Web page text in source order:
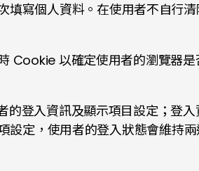
填寫個人資料。在使用者不自行
Cookie 以確定使用者的瀏覽器
登入資訊及顯示項目設定；登
定，使用者的登入狀態會維持